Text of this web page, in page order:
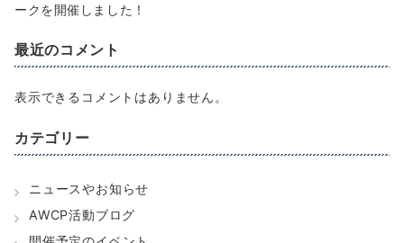
ークを開催しました！
最近のコメント
表示できるコメントはありません。
カテゴリー
ニュースやお知らせ
AWCP活動ブログ